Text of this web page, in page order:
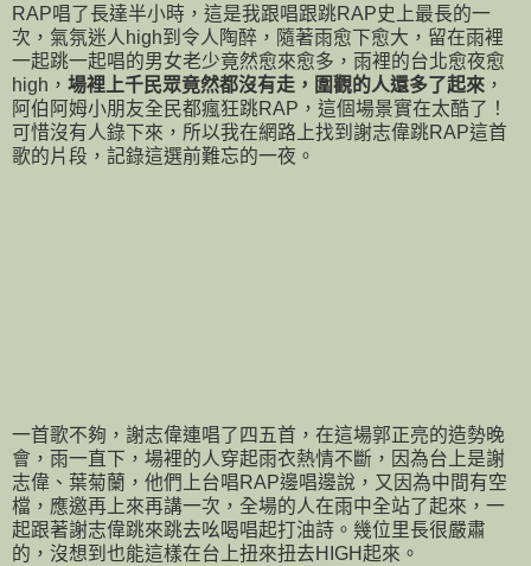
RAP唱了長達半小時，這是我跟唱跟跳RAP史上最長的一
次，氣氛迷人high到令人陶醉，隨著雨愈下愈大，留在雨裡
一起跳一起唱的男女老少竟然愈來愈多，雨裡的台北愈夜愈
high， 場裡上千民眾竟然都沒有走，圍觀的人還多了起來 ，
阿伯阿姆小朋友全民都瘋狂跳RAP，這個場景實在太酷了！
可惜沒有人錄下來，所以我在網路上找到謝志偉跳RAP這首
歌的片段，記錄這選前難忘的一夜。
一首歌不夠，謝志偉連唱了四五首，在這場郭正亮的造勢晚
會，雨一直下，場裡的人穿起雨衣熱情不斷，因為台上是謝
志偉、葉菊蘭，他們上台唱RAP邊唱邊說，又因為中間有空
檔，應邀再上來再講一次，全場的人在雨中全站了起來，一
起跟著謝志偉跳來跳去吆喝唱起打油詩。幾位里長很嚴肅
的，沒想到也能這樣在台上扭來扭去HIGH起來。